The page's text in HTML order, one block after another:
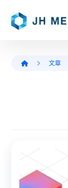
文章